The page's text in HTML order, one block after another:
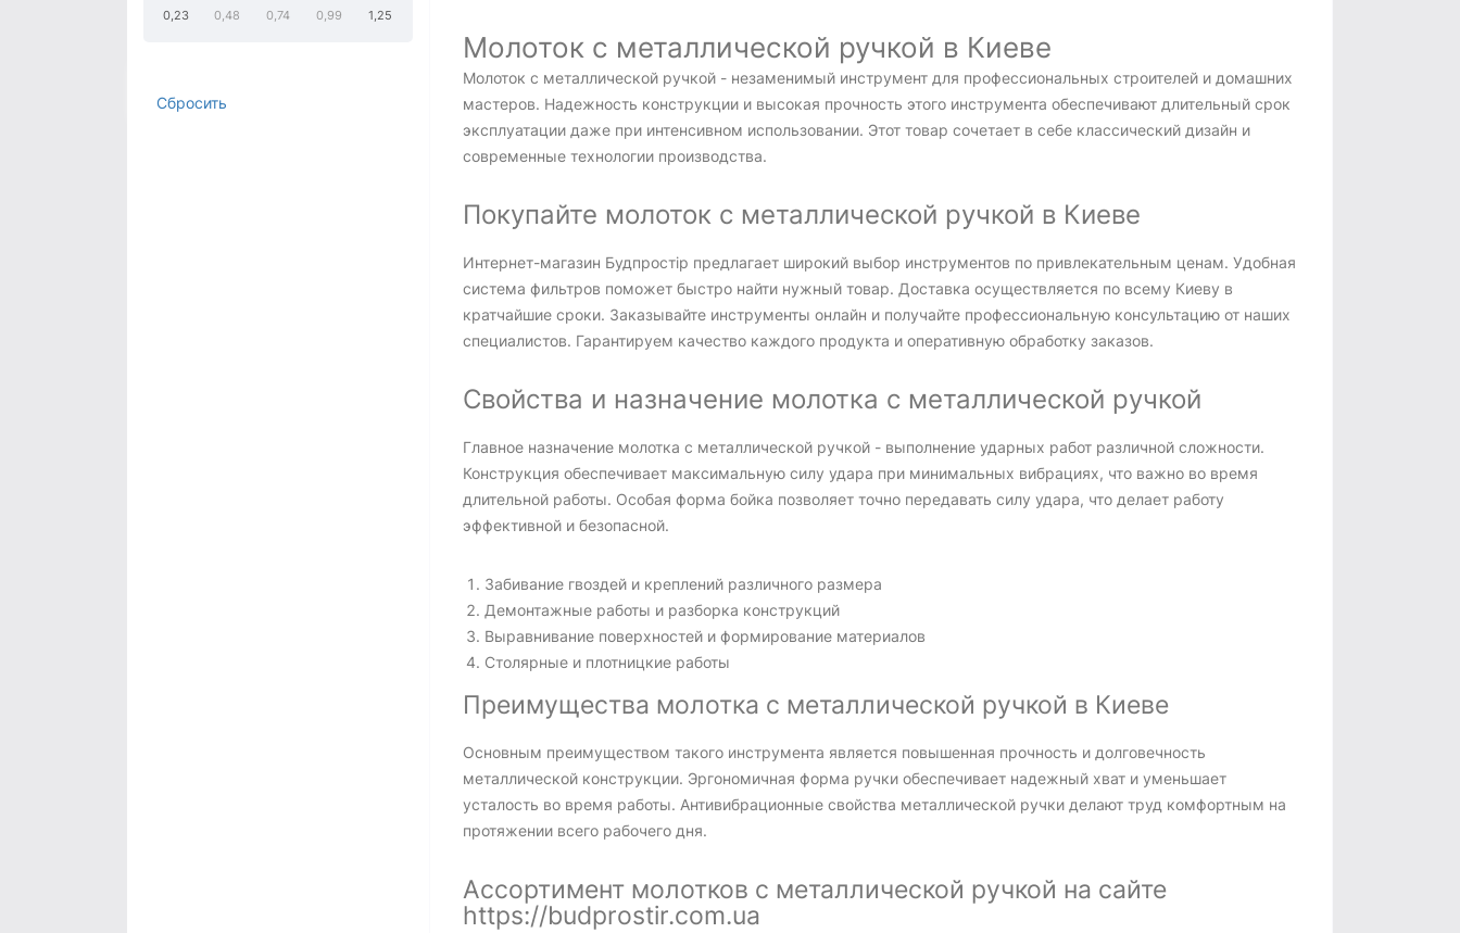
0,23 0,48 0,74 0,99 1,25
Сбросить
Молоток с металлической ручкой в Киеве
Молоток с металлической ручкой - незаменимый инструмент для профессиональных строителей и домашних
мастеров. Надежность конструкции и высокая прочность этого инструмента обеспечивают длительный срок
эксплуатации даже при интенсивном использовании. Этот товар сочетает в себе классический дизайн и
современные технологии производства.
Покупайте молоток с металлической ручкой в Киеве
Интернет-магазин Будпростір предлагает широкий выбор инструментов по привлекательным ценам. Удобная
система фильтров поможет быстро найти нужный товар. Доставка осуществляется по всему Киеву в
кратчайшие сроки. Заказывайте инструменты онлайн и получайте профессиональную консультацию от наших
специалистов. Гарантируем качество каждого продукта и оперативную обработку заказов.
Свойства и назначение молотка с металлической ручкой
Главное назначение молотка с металлической ручкой - выполнение ударных работ различной сложности.
Конструкция обеспечивает максимальную силу удара при минимальных вибрациях, что важно во время
длительной работы. Особая форма бойка позволяет точно передавать силу удара, что делает работу
эффективной и безопасной.
Забивание гвоздей и креплений различного размера
Демонтажные работы и разборка конструкций
Выравнивание поверхностей и формирование материалов
Столярные и плотницкие работы
Преимущества молотка с металлической ручкой в Киеве
Основным преимуществом такого инструмента является повышенная прочность и долговечность
металлической конструкции. Эргономичная форма ручки обеспечивает надежный хват и уменьшает
усталость во время работы. Антивибрационные свойства металлической ручки делают труд комфортным на
протяжении всего рабочего дня.
Ассортимент молотков с металлической ручкой на сайте
https://budprostir.com.ua